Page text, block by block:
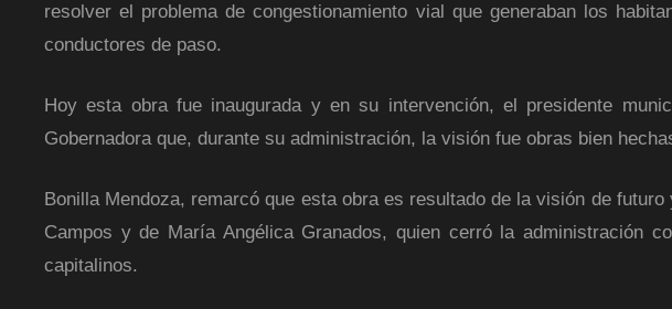
resolver el problema de congestionamiento vial que generaban los
conductores de paso.
Hoy esta obra fue inaugurada y en su intervención, el presidente
Gobernadora que, durante su administración, la visión fue obras bien
Bonilla Mendoza, remarcó que esta obra es resultado de la visión de
Campos y de María Angélica Granados, quien cerró la administración
capitalinos.